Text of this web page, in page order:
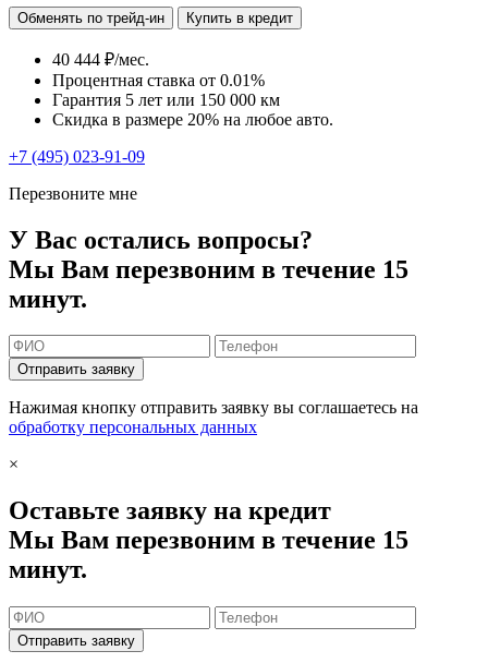
Обменять по трейд-ин Купить в кредит
40 444 ₽/мес.
Процентная ставка от 0.01%
Гарантия 5 лет или 150 000 км
Скидка в размере 20% на любое авто.
+7 (495) 023-91-09
Перезвоните мне
У Вас остались вопросы?
Мы Вам перезвоним в течение 15
минут.
Отправить заявку
Нажимая кнопку отправить заявку вы соглашаетесь на
обработку персональных данных
×
Оставьте заявку на кредит
Мы Вам перезвоним в течение 15
минут.
Отправить заявку